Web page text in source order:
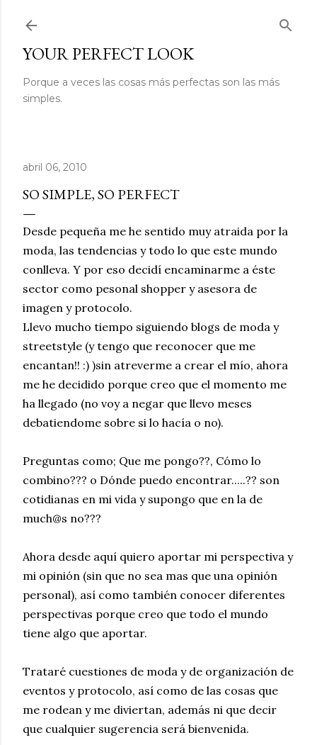
YOUR PERFECT LOOK
Porque a veces las cosas más perfectas son las más
simples.
abril 06, 2010
SO SIMPLE, SO PERFECT
Desde pequeña me he sentido muy atraida por la
moda, las tendencias y todo lo que este mundo
conlleva. Y por eso decidí encaminarme a éste
sector como pesonal shopper y asesora de
imagen y protocolo.
Llevo mucho tiempo siguiendo blogs de moda y
streetstyle (y tengo que reconocer que me
encantan!! :) )sin atreverme a crear el mío, ahora
me he decidido porque creo que el momento me
ha llegado (no voy a negar que llevo meses
debatiendome sobre si lo hacía o no).
Preguntas como; Que me pongo??, Cómo lo
combino??? o Dónde puedo encontrar.....?? son
cotidianas en mi vida y supongo que en la de
much@s no???
Ahora desde aquí quiero aportar mi perspectiva y
mi opinión (sin que no sea mas que una opinión
personal), así como también conocer diferentes
perspectivas porque creo que todo el mundo
tiene algo que aportar.
Trataré cuestiones de moda y de organización de
eventos y protocolo, así como de las cosas que
me rodean y me diviertan, además ni que decir
que cualquier sugerencia será bienvenida.